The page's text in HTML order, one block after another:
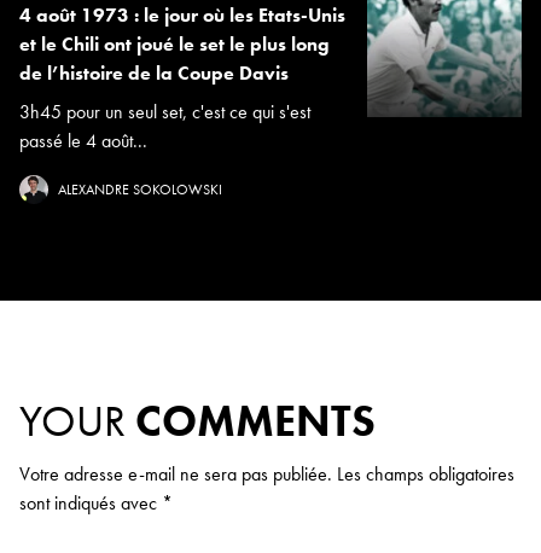
4 août 1973 : le jour où les Etats-Unis
et le Chili ont joué le set le plus long
de l’histoire de la Coupe Davis
3h45 pour un seul set, c'est ce qui s'est
passé le 4 août...
ALEXANDRE SOKOLOWSKI
YOUR COMMENTS
Votre adresse e-mail ne sera pas publiée. Les champs obligatoires
sont indiqués avec *